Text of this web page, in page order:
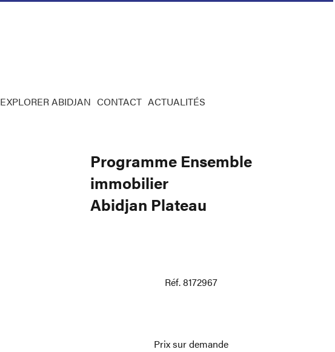
EXPLORER ABIDJAN CONTACT ACTUALITÉS
Programme Ensemble
immobilier
Abidjan Plateau
Réf. 8172967
Prix sur demande